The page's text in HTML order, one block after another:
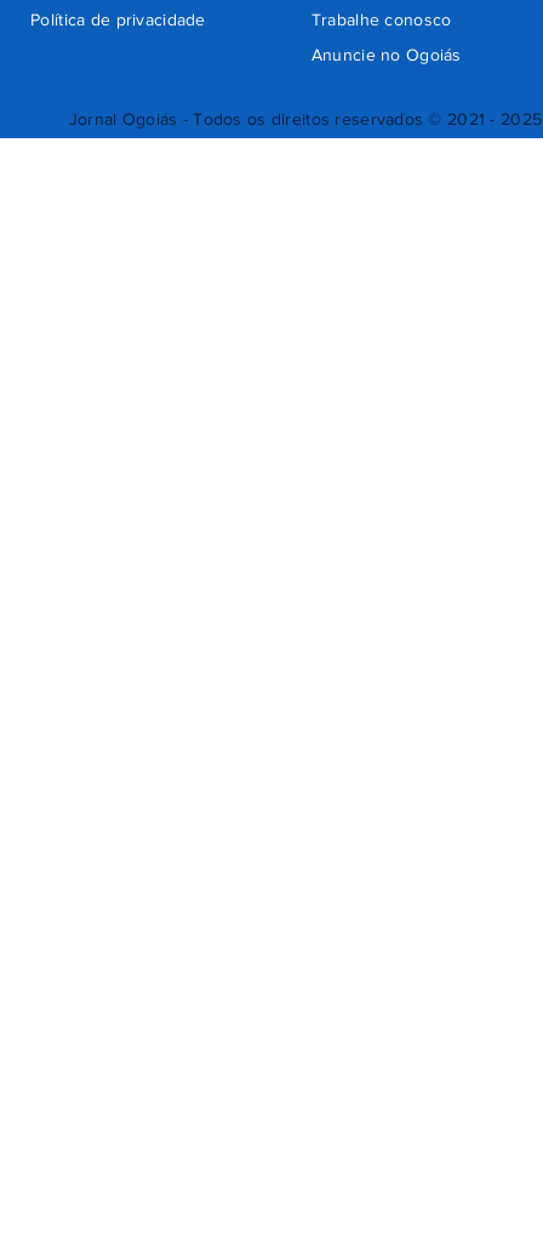
Jornal Ogoiás - Todos os direitos reservados © 2021 - 2025
Trabalhe conosco
Política de privacidade
Anuncie no Ogoiás